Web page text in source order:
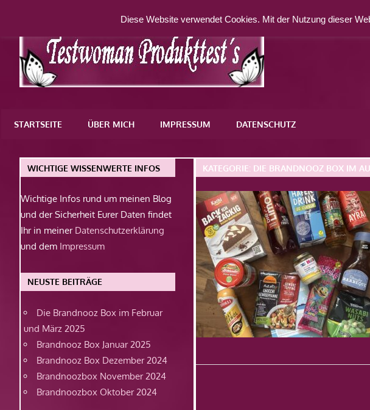
springen
WordPress-
STARTSEITE ÜBER MICH IMPRESSUM DATENSCHUTZ
KATEGORIE: DIE BRANDNOOZ BOX IM
WICHTIGE WISSENWERTE INFOS
Wichtige Infos rund um meinen Blog
und der Sicherheit Eurer Daten findet
Ihr in meiner Datenschutzerklärung
und dem Impressum
NEUSTE BEITRÄGE
Die Brandnooz Box im Februar
und März 2025
Brandnooz Box Januar 2025
Brandnooz Box Dezember 2024
Brandnoozbox November 2024
Brandnoozbox Oktober 2024
Diese Website verwendet Cookies. Mit der Nutzung dieser